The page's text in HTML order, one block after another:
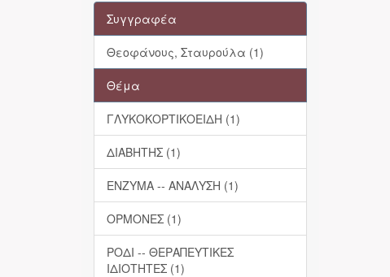
Συγγραφέα
Θεοφάνους, Σταυρούλα (1)
Θέμα
ΓΛΥΚΟΚΟΡΤΙΚΟΕΙΔΗ (1)
ΔΙΑΒΗΤΗΣ (1)
ΕΝΖΥΜΑ -- ΑΝΑΛΥΣΗ (1)
ΟΡΜΟΝΕΣ (1)
ΡΟΔΙ -- ΘΕΡΑΠΕΥΤΙΚΕΣ
ΙΔΙΟΤΗΤΕΣ (1)